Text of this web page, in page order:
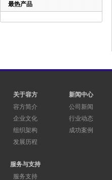
最热产品
关于容方
容方简介
企业文化
组织架构
发展历程
服务与支持
服务支持
新闻中心
公司新闻
行业动态
成功案例